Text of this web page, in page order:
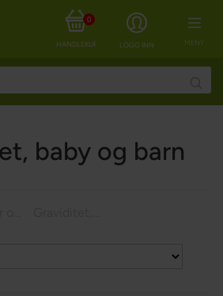
MENY
LOGG INN
HANDLEKURV
0
baby og barn